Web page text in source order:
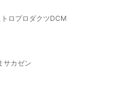
ロプロダクツDCM
サカゼン